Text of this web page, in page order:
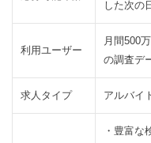
人が
る
した次の
利用ユーザー
月間500
の調査デ
求人タイプ アルバイ
・豊富な